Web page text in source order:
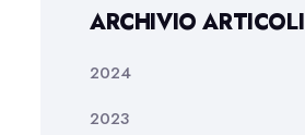
ARCHIVIO ARTICOLI
2024
2023